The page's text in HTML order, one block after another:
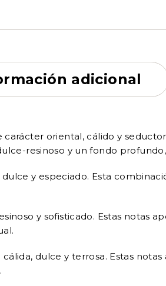
adicional
oriental, cálido y
resinoso y un fondo
y especiado. Esta
y sofisticado. Estas notas
dulce y terrosa. Estas